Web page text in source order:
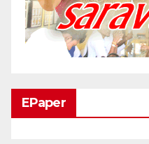
EPaper